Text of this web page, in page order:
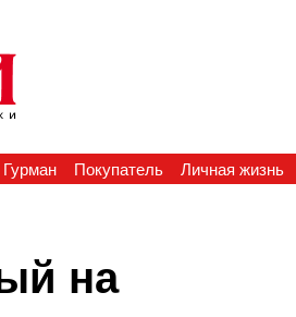
Гурман Покупатель Личная жизнь
на